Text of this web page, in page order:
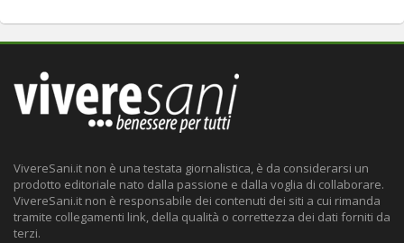
VivereSani.it non è una testata giornalistica, è da considerarsi un
prodotto editoriale nato dalla passione e dalla voglia di collaborare.
VivereSani.it non è responsabile dei contenuti dei siti a cui rimanda
tramite collegamenti link, della qualità o correttezza dei dati forniti da
terzi.